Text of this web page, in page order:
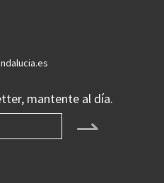
mantente al día.
⇀